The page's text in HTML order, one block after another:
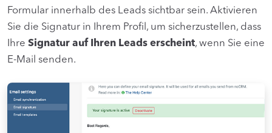
Formular innerhalb des Leads sichtbar sein. Aktivieren
Sie die Signatur in Ihrem Profil, um sicherzustellen, dass
Ihre Signatur auf Ihren Leads erscheint, wenn Sie eine
E-Mail senden.